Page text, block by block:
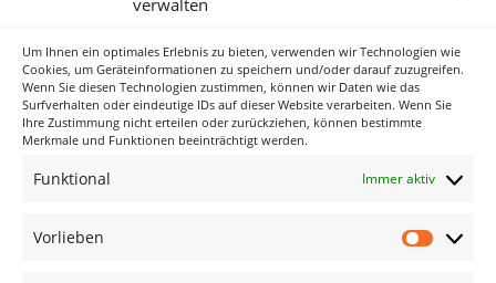
verwalten
Um Ihnen ein optimales Erlebnis zu bieten, verwenden wir Technologien wie
Cookies, um Geräteinformationen zu speichern und/oder darauf zuzugreifen.
Wenn Sie diesen Technologien zustimmen, können wir Daten wie das
Surfverhalten oder eindeutige IDs auf dieser Website verarbeiten. Wenn Sie
Ihre Zustimmung nicht erteilen oder zurückziehen, können bestimmte
Merkmale und Funktionen beeinträchtigt werden.
Funktional Immer aktiv
Vorlieben
Neueste Kommentare
Archiv
Keine Kategorien